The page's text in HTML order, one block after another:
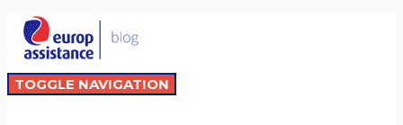
TOGGLE NAVIGATION